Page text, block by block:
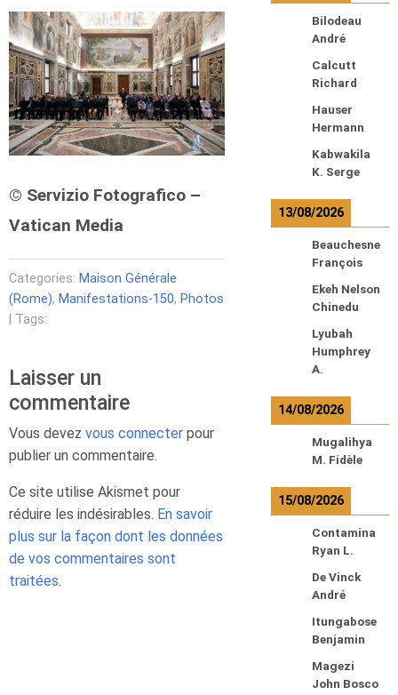
© Servizio Fotografico –
Vatican Media
Categories: Maison Générale
(Rome), Manifestations-150, Photos
| Tags:
Laisser un
commentaire
Vous devez vous connecter pour
publier un commentaire.
Ce site utilise Akismet pour
réduire les indésirables. En savoir
plus sur la façon dont les données
de vos commentaires sont
traitées.
Bilodeau
André
Calcutt
Richard
Hauser
Hermann
Kabwakila
K. Serge
13/08/2026
Beauchesne
François
Ekeh Nelson
Chinedu
Lyubah
Humphrey
A.
14/08/2026
Mugalihya
M. Fidèle
15/08/2026
Contamina
Ryan L.
De Vinck
André
Itungabose
Benjamin
Magezi
John Bosco